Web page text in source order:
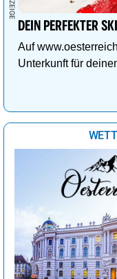
DEIN PERFEKTER
Auf
Unterkunft für